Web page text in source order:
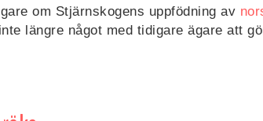
om Stjärnskogens uppfödning av
längre något med tidigare ägare att